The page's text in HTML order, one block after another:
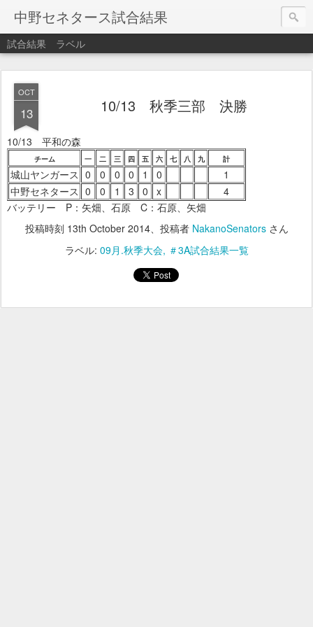
中野セネタース試合結果
試合結果 ラベル
OCT
13 10/13 秋季三部 決勝
10/13 平和の森
チーム 一 二 三 四 五 六 七 八 九 計
城山ヤンガース 0 0 0 0 1 0
1
中野セネタース 0 0 1 3 0 x
4
バッテリー P：矢畑、石原 C：石原、矢畑
投稿時刻 13th October 2014、投稿者 NakanoSenatorsさん
ラベル: 09月.秋季大会 ＃3A試合結果一覧